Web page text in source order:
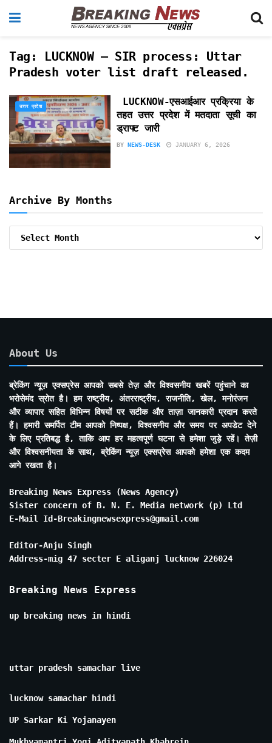
Tag: LUCKNOW – SIR process: Uttar
Pradesh voter list draft released.
उत्तर प्रदेश
LUCKNOW-एसआईआर प्रक्रिया के
तहत उत्तर प्रदेश में मतदाता सूची का
ड्राफ्ट जारी
BY NEWS-DESK JANUARY 6, 2026
Archive By Months
About Us
ब्रेकिंग न्यूज़ एक्सप्रेस आपको सबसे तेज़ और विश्वसनीय खबरें पहुंचाने का
भरोसेमंद स्रोत है। हम राष्ट्रीय, अंतरराष्ट्रीय, राजनीति, खेल, मनोरंजन
और व्यापार सहित विभिन्न विषयों पर सटीक और ताज़ा जानकारी प्रदान करते
हैं। हमारी समर्पित टीम आपको निष्पक्ष, विश्वसनीय और समय पर अपडेट देने
के लिए प्रतिबद्ध है, ताकि आप हर महत्वपूर्ण घटना से हमेशा जुड़े रहें। तेज़ी
और विश्वसनीयता के साथ, ब्रेकिंग न्यूज़ एक्सप्रेस आपको हमेशा एक कदम
आगे रखता है।
Breaking News Express (News Agency)
Sister concern of B. N. E. Media network (p) Ltd
E-Mail Id-Breakingnewsexpress@gmail.com
Editor-Anju Singh
Address-mig 47 secter E aliganj lucknow 226024
Breaking News Express
up breaking news in hindi
uttar pradesh samachar live
lucknow samachar hindi
UP Sarkar Ki Yojanayen